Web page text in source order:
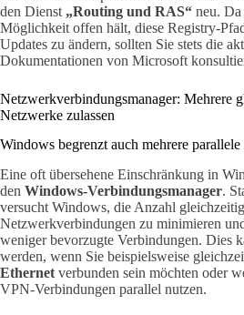
den Dienst „Routing und RAS“ neu.
Möglichkeit offen hält, diese Registry-
Updates zu ändern, sollten Sie stets die
Dokumentationen von Microsoft
Netzwerkverbindungsmanager: Mehrere
Netzwerke zulassen
Windows begrenzt auch mehrere
Eine oft übersehene Einschränkung in
den Windows-Verbindungsmanager.
versucht Windows, die Anzahl
Netzwerkverbindungen zu minimieren
weniger bevorzugte Verbindungen. Dies
werden, wenn Sie beispielsweise
Ethernet verbunden sein möchten oder
VPN-Verbindungen parallel nutzen.